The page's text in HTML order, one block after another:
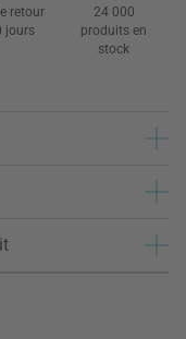
retour
jours
24 000
produits en
stock